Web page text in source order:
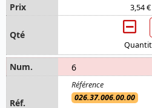
3,54 €
6
026.37.006.00.00